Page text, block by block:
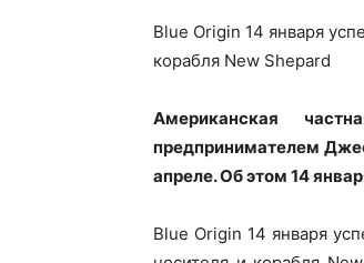
Blue Origin 14 января
корабля New Shepard
Американская
предпринимателем
апреле. Об этом 14
Blue Origin 14 января